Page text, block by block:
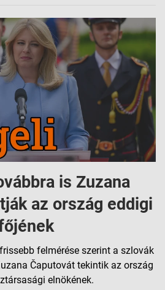
is Zuzana
az ország eddigi
felmérése szerint a szlovák
Čaputovát tekintik az ország
elnökének.